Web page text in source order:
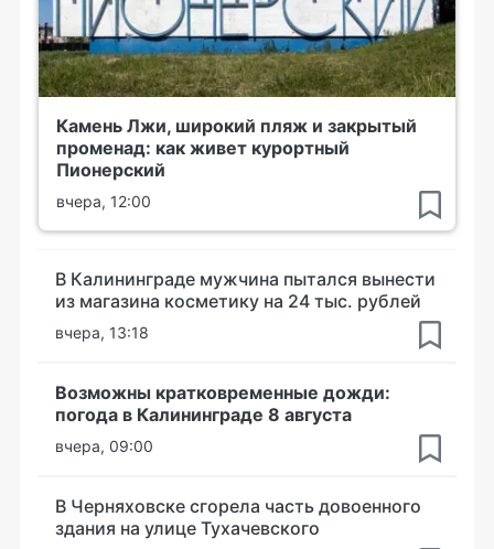
Камень Лжи, широкий пляж и закрытый
променад: как живет курортный
Пионерский
вчера, 12:00
В Калининграде мужчина пытался вынести
из магазина косметику на 24 тыс. рублей
вчера, 13:18
Возможны кратковременные дожди:
погода в Калининграде 8 августа
вчера, 09:00
В Черняховске сгорела часть довоенного
здания на улице Тухачевского